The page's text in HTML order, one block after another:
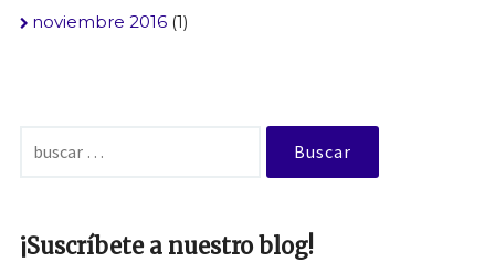
noviembre 2016(1)
¡Suscríbete a nuestro blog!